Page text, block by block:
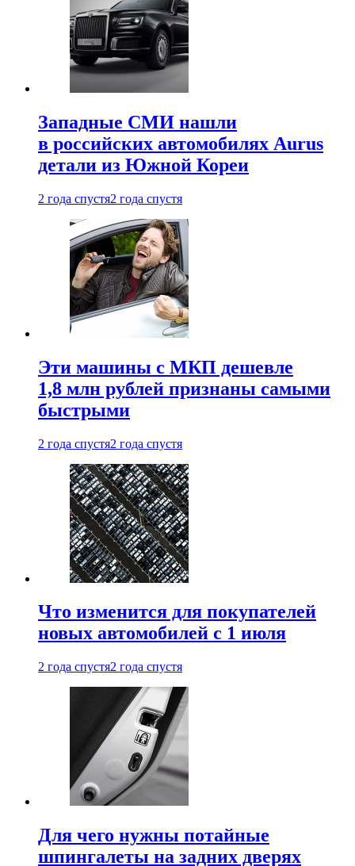
Западные СМИ нашли
в российских автомобилях Aurus
детали из Южной Кореи
2 года спустя2 года спустя
Эти машины с МКП дешевле
1,8 млн рублей признаны самыми
быстрыми
2 года спустя2 года спустя
Что изменится для покупателей
новых автомобилей с 1 июля
2 года спустя2 года спустя
Для чего нужны потайные
шпингалеты на задних дверях